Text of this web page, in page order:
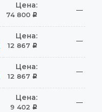
Цена:
74 800 Р
—
Цена:
12 867 Р
—
Цена:
12 867 Р
—
Цена:
9 402 Р
—